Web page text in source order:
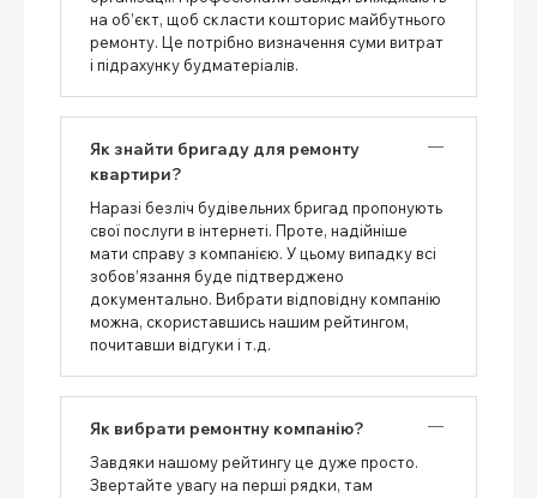
на об’єкт, щоб скласти кошторис майбутнього
ремонту. Це потрібно визначення суми витрат
і підрахунку будматеріалів.
Як знайти бригаду для ремонту
квартири?
Наразі безліч будівельних бригад пропонують
свої послуги в інтернеті. Проте, надійніше
мати справу з компанією. У цьому випадку всі
зобов’язання буде підтверджено
документально. Вибрати відповідну компанію
можна, скориставшись нашим рейтингом,
почитавши відгуки і т.д.
Як вибрати ремонтну компанію?
Завдяки нашому рейтингу це дуже просто.
Звертайте увагу на перші рядки, там